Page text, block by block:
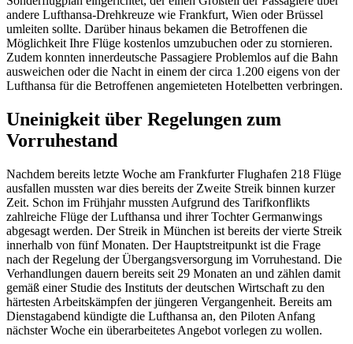
andere Lufthansa-Drehkreuze wie Frankfurt, Wien oder Brüssel
umleiten sollte. Darüber hinaus bekamen die Betroffenen die
Möglichkeit Ihre Flüge kostenlos umzubuchen oder zu stornieren.
Zudem konnten innerdeutsche Passagiere Problemlos auf die Bahn
ausweichen oder die Nacht in einem der circa 1.200 eigens von der
Lufthansa für die Betroffenen angemieteten Hotelbetten verbringen.
Uneinigkeit über Regelungen zum
Vorruhestand
Nachdem bereits letzte Woche am Frankfurter Flughafen 218 Flüge
ausfallen mussten war dies bereits der Zweite Streik binnen kurzer
Zeit. Schon im Frühjahr mussten Aufgrund des Tarifkonflikts
zahlreiche Flüge der Lufthansa und ihrer Tochter Germanwings
abgesagt werden. Der Streik in München ist bereits der vierte Streik
innerhalb von fünf Monaten. Der Hauptstreitpunkt ist die Frage
nach der Regelung der Übergangsversorgung im Vorruhestand. Die
Verhandlungen dauern bereits seit 29 Monaten an und zählen damit
gemäß einer Studie des Instituts der deutschen Wirtschaft zu den
härtesten Arbeitskämpfen der jüngeren Vergangenheit. Bereits am
Dienstagabend kündigte die Lufthansa an, den Piloten Anfang
nächster Woche ein überarbeitetes Angebot vorlegen zu wollen.